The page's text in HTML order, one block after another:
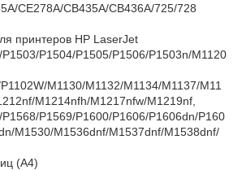
CE278A/CB435A/CB436A/725/728
принтеров HP LaserJet
P1504/P1505/P1506/P1503n/M1120
M1130/M1132/M1134/M1137/M11
M1214nfh/M1217nfw/M1219nf,
P1569/P1600/P1606/P1606dn/P160
M1530/M1536dnf/M1537dnf/M1538dnf/
(А4)